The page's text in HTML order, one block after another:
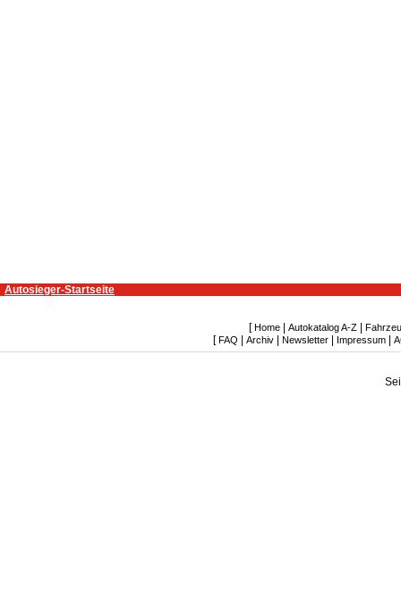
Autosieger-Startseite
[ Home Autokatalog A-Z
[ FAQ Archiv| Newsletter| Impressum|